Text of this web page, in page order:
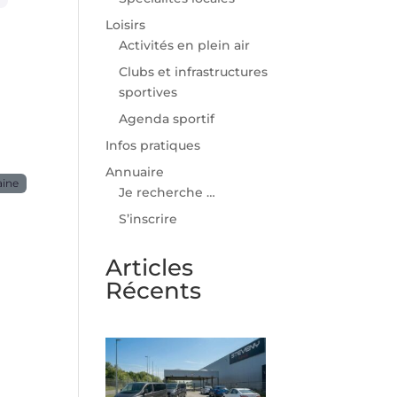
Loisirs
Activités en plein air
Clubs et infrastructures
sportives
Agenda sportif
Infos pratiques
Annuaire
Je recherche …
S’inscrire
Articles
Récents